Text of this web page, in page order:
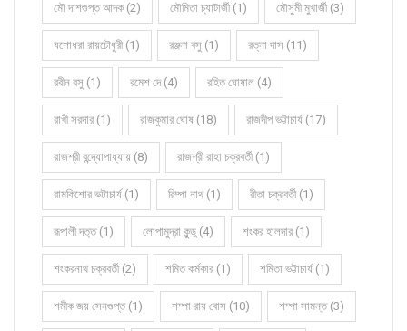
মৌ দাশগুপ্ত আদক (2) মৌমিতা চ্যাটার্জী (1) মৌসুমী মুখার্জী (3)
যশোধরা রায়চৌধুরী (1) রঞ্জনা বসু (1) রত্না দাস (11)
রবীন বসু (1) রমেশ দে (4) রহিত ঘোষাল (4)
রাখী সরদার (1) রাজকুমার ঘোষ (18) রাজদীপ ভট্টাচার্য (17)
রাজশ্রী বন্দ্যোপাধ্যায় (8) রাজশ্রী রাহা চক্রবর্তী (1)
রামকিশোর ভট্টাচার্য (1) রিম্পা নাথ (1) রীতা চক্রবর্তী (1)
রূপালী দত্ত (1) লোপামুদ্রা কুন্ডু (4) শংকর হালদার (1)
শংকরনাথ চক্রবর্তী (2) শমিত কর্মকার (1) শমিতা ভট্টাচার্য (1)
শমীক জয় সেনগুপ্ত (1) শম্পা রায় বোস (10) শম্পা সামন্ত (3)